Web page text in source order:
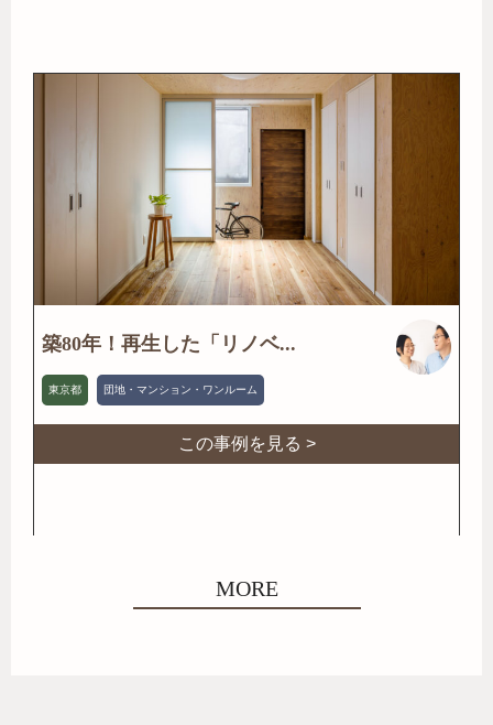
築80年！再生した「リノベ...
東京都 団地・マンション・ワンルーム
この事例を見る >
MORE